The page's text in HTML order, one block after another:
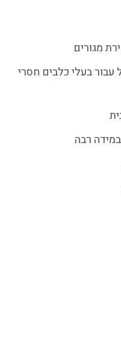
מגורים
עבור בעלי כלבים חסרי
רבה